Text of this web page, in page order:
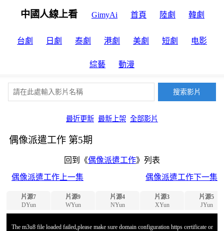
中國人線上看 GimyAi 首頁 陸劇 韓劇
台劇 日劇 泰劇 港劇 美劇 短劇 电影
綜藝 動漫
最近更新 最新上架 全部影片
偶像派遣工作 第5期
回到《偶像派遣工作》列表
偶像派遣工作上一集
偶像派遣工作下一集
片源7
DYun
片源9
WYun
片源4
NYun
片源3
XYun
片源5
JYun